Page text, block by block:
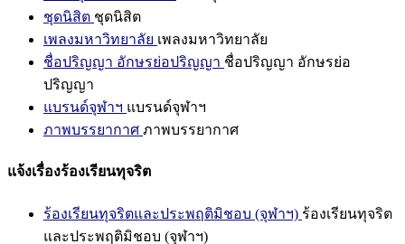
ชุดนิสิต ชุดนิสิต
เพลงมหาวิทยาลัย เพลงมหาวิทยาลัย
ชื่อปริญญา อักษรย่อปริญญา ชื่อปริญญา อักษรย่อ
ปริญญา
แบรนด์จุฬาฯ แบรนด์จุฬาฯ
ภาพบรรยากาศ ภาพบรรยากาศ
แจ้งเรื่องร้องเรียนทุจริต
ร้องเรียนทุจริตและประพฤติมิชอบ (จุฬาฯ) ร้องเรียนทุจริต
และประพฤติมิชอบ (จุฬาฯ)